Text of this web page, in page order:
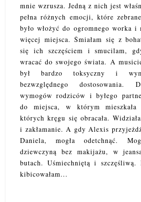
mnie wzrusza. Jedną z nich jest
pełna różnych emocji, które
było włożyć do ogromnego worka
więcej miejsca. Śmiałam się z
się ich szczęściem i smucilam,
wracać do swojego świata. A
był bardzo toksyczny i
bezwzględnego dostosowania.
wymogów rodziców i byłego
do miejsca, w którym
których kręgu się obracała.
i zakłamanie. A gdy Alexis
Daniela, mogła odetchnąć.
dziewczyną bez makijażu, w
butach. Uśmiechniętą i
kibicowałam...